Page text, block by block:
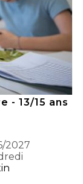
- 13/15 ans
2027